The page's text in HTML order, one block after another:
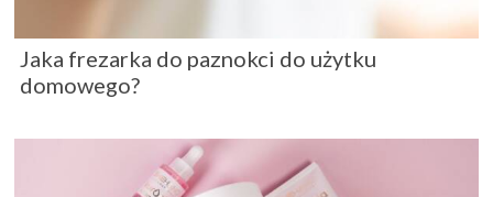
Jaka frezarka do paznokci do użytku
domowego?